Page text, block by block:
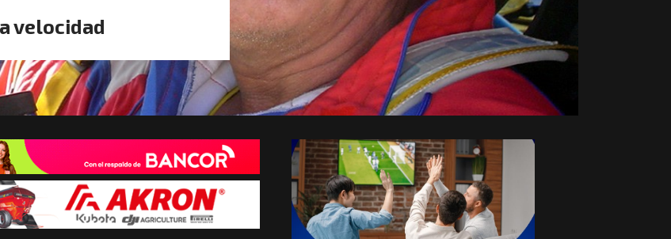
velocidad